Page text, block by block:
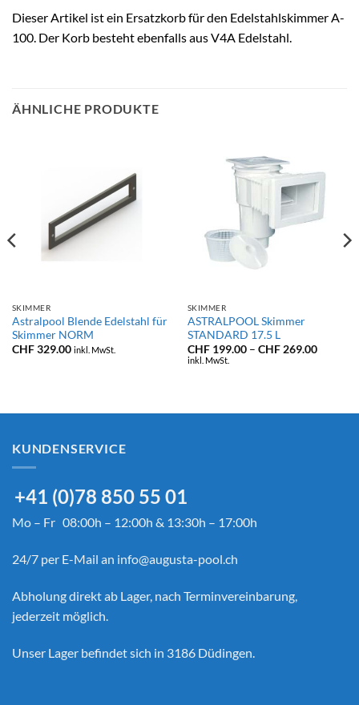
Dieser Artikel ist ein Ersatzkorb für den Edelstahlskimmer A-
100. Der Korb besteht ebenfalls aus V4A Edelstahl.
ÄHNLICHE PRODUKTE
SKIMMER
Astralpool Blende Edelstahl für
Skimmer NORM
CHF329.00 inkl. MwSt.
SKIMMER
ASTRALPOOL Skimmer
STANDARD 17.5 L
CHF199.00 – CHF269.00
inkl. MwSt.
KUNDENSERVICE
+41 (0)78 850 55 01
Mo – Fr 08:00h – 12:00h & 13:30h – 17:00h
24/7 per E-Mail an info@augusta-pool.ch
Abholung direkt ab Lager, nach Terminvereinbarung,
jederzeit möglich.
Unser Lager befindet sich in 3186 Düdingen.